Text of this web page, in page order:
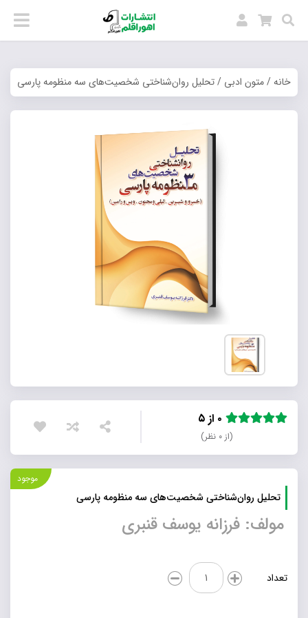
خانه/متون ادبی / تحلیل روان‌شناختی شخصیت‌های سه منظومه پارسی
(از ۰ نظر)
موجود
تحلیل روان‌شناختی شخصیت‌های سه منظومه پارسی
مولف: فرزانه یوسف قنبری
تعداد
تحلیل
روان‌شناختی
شخصیت‌های